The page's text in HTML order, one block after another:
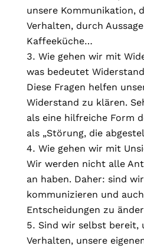
unsere Kommunikation,
Verhalten, durch
Kaffeeküche…
Wie gehen wir mit
was bedeutet
Diese Fragen helfen
Widerstand zu klären.
als eine hilfreiche Form
als „Störung, die
Wie gehen wir mit
Wir werden nicht alle
an haben. Daher: sind
kommunizieren und
Entscheidungen zu
Sind wir selbst bereit,
Verhalten, unsere